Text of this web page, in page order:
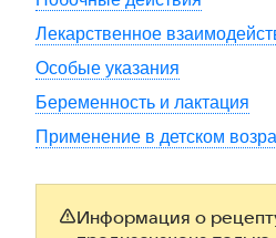
Лекарственное
Особые указания
Беременность и лактация
Применение в детском
Информация о